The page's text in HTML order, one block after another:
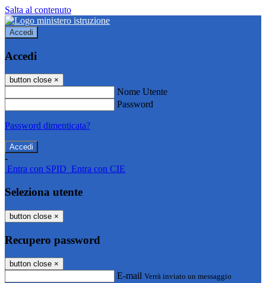
Salta al contenuto
Accedi
Accedi
button close ×
Nome Utente
Password
Password dimenticata?
-
Entra con SPID Entra con CIE
Seleziona utente
button close ×
Recupero password
button close ×
E-mail Verrà inviato un messaggio